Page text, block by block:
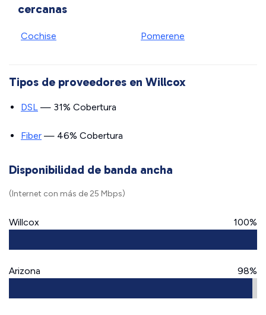
cercanas
Cochise Pomerene
Tipos de proveedores en Willcox
DSL — 31% Cobertura
Fiber — 46% Cobertura
Disponibilidad de banda ancha
(Internet con más de 25 Mbps)
Willcox 100%
Arizona 98%